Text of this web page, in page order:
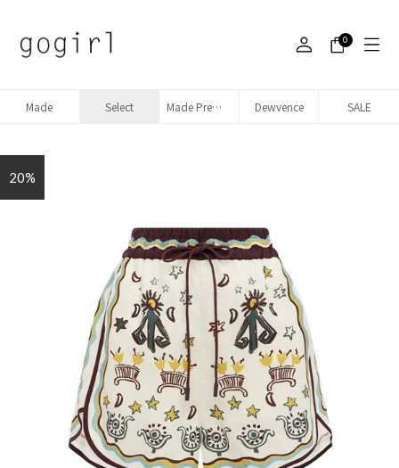
0
Made Select Made Premium denim Dewvence SALE
20%